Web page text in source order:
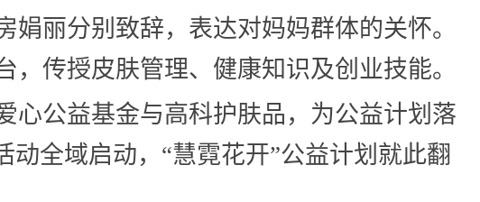
丽分别致辞，表达对妈妈群体的关怀。
传授皮肤管理、健康知识及创业技能。
心公益基金与高科护肤品，为公益计划落
全域启动，“慧霓花开”公益计划就此翻